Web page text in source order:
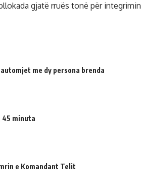
gjatë rruës tonë për integrimin
me dy persona brenda
45 minuta
e Komandant Telit